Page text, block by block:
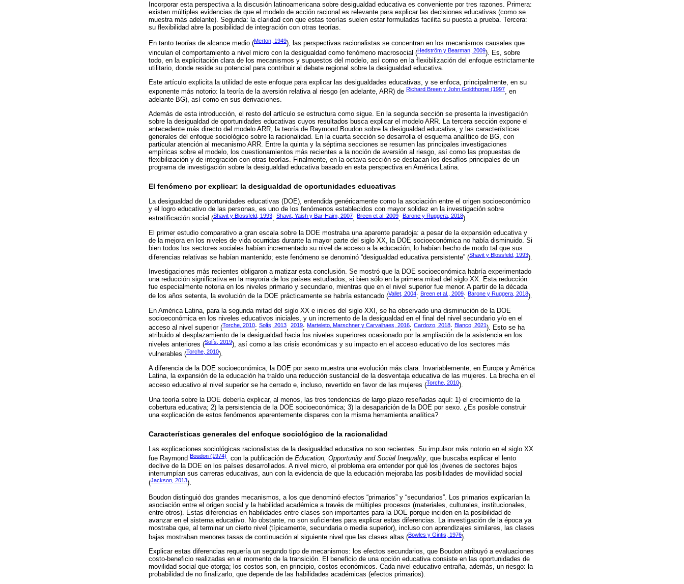
Incorporar esta perspectiva a la discusión latinoamericana sobre desigualdad educativa es conveniente por tres razones. Primera:
existen múltiples evidencias de que el modelo de acción racional es relevante para explicar las decisiones educativas (como se
muestra más adelante). Segunda: la claridad con que estas teorías suelen estar formuladas facilita su puesta a prueba. Tercera:
su flexibilidad abre la posibilidad de integración con otras teorías.
En tanto teorías de alcance medio (Merton, 1949), las perspectivas racionalistas se concentran en los mecanismos causales que
vinculan el comportamiento a nivel micro con la desigualdad como fenómeno macrosocial (Hedström y Bearman, 2009). Es, sobre
todo, en la explicitación clara de los mecanismos y supuestos del modelo, así como en la flexibilización del enfoque estrictamente
utilitario, donde reside su potencial para contribuir al debate regional sobre la desigualdad educativa.
Este artículo explicita la utilidad de este enfoque para explicar las desigualdades educativas, y se enfoca, principalmente, en su
exponente más notorio: la teoría de la aversión relativa al riesgo (en adelante, ARR) de Richard Breen y John Goldthorpe (1997, en
adelante BG), así como en sus derivaciones.
Además de esta introducción, el resto del artículo se estructura como sigue. En la segunda sección se presenta la investigación
sobre la desigualdad de oportunidades educativas cuyos resultados busca explicar el modelo ARR. La tercera sección expone el
antecedente más directo del modelo ARR, la teoría de Raymond Boudon sobre la desigualdad educativa, y las características
generales del enfoque sociológico sobre la racionalidad. En la cuarta sección se desarrolla el esquema analítico de BG, con
particular atención al mecanismo ARR. Entre la quinta y la séptima secciones se resumen las principales investigaciones
empíricas sobre el modelo, los cuestionamientos más recientes a la noción de aversión al riesgo, así como las propuestas de
flexibilización y de integración con otras teorías. Finalmente, en la octava sección se destacan los desafíos principales de un
programa de investigación sobre la desigualdad educativa basado en esta perspectiva en América Latina.
El fenómeno por explicar: la desigualdad de oportunidades educativas
La desigualdad de oportunidades educativas (DOE), entendida genéricamente como la asociación entre el origen socioeconómico
y el logro educativo de las personas, es uno de los fenómenos establecidos con mayor solidez en la investigación sobre
estratificación social (Shavit y Blossfeld, 1993; Shavit, Yaish y Bar-Haim, 2007; Breen et al. 2009; Barone y Ruggera, 2018).
El primer estudio comparativo a gran escala sobre la DOE mostraba una aparente paradoja: a pesar de la expansión educativa y
de la mejora en los niveles de vida ocurridas durante la mayor parte del siglo XX, la DOE socioeconómica no había disminuido. Si
bien todos los sectores sociales habían incrementado su nivel de acceso a la educación, lo habían hecho de modo tal que sus
diferencias relativas se habían mantenido; este fenómeno se denominó “desigualdad educativa persistente” (Shavit y Blossfeld, 1993).
Investigaciones más recientes obligaron a matizar esta conclusión. Se mostró que la DOE socioeconómica habría experimentado
una reducción significativa en la mayoría de los países estudiados, si bien sólo en la primera mitad del siglo XX. Esta reducción
fue especialmente notoria en los niveles primario y secundario, mientras que en el nivel superior fue menor. A partir de la década
de los años setenta, la evolución de la DOE prácticamente se habría estancado (Vallet, 2004; Breen et al., 2009; Barone y Ruggera, 2018).
En América Latina, para la segunda mitad del siglo XX e inicios del siglo XXI, se ha observado una disminución de la DOE
socioeconómica en los niveles educativos iniciales, y un incremento de la desigualdad en el final del nivel secundario y/o en el
acceso al nivel superior (Torche, 2010; Solís, 2013, 2019; Marteleto, Marschner y Carvalhaes, 2016; Cardozo, 2018; Blanco, 2021). Esto se ha
atribuido al desplazamiento de la desigualdad hacia los niveles superiores ocasionado por la ampliación de la asistencia en los
niveles anteriores (Solís, 2019), así como a las crisis económicas y su impacto en el acceso educativo de los sectores más
vulnerables (Torche, 2010).
A diferencia de la DOE socioeconómica, la DOE por sexo muestra una evolución más clara. Invariablemente, en Europa y América
Latina, la expansión de la educación ha traído una reducción sustancial de la desventaja educativa de las mujeres. La brecha en el
acceso educativo al nivel superior se ha cerrado e, incluso, revertido en favor de las mujeres (Torche, 2010).
Una teoría sobre la DOE debería explicar, al menos, las tres tendencias de largo plazo reseñadas aquí: 1) el crecimiento de la
cobertura educativa; 2) la persistencia de la DOE socioeconómica; 3) la desaparición de la DOE por sexo. ¿Es posible construir
una explicación de estos fenómenos aparentemente dispares con la misma herramienta analítica?
Características generales del enfoque sociológico de la racionalidad
Las explicaciones sociológicas racionalistas de la desigualdad educativa no son recientes. Su impulsor más notorio en el siglo XX
fue Raymond Boudon (1974), con la publicación de Education, Opportunity and Social Inequality, que buscaba explicar el lento
declive de la DOE en los países desarrollados. A nivel micro, el problema era entender por qué los jóvenes de sectores bajos
interrumpían sus carreras educativas, aun con la evidencia de que la educación mejoraba las posibilidades de movilidad social
(Jackson, 2013).
Boudon distinguió dos grandes mecanismos, a los que denominó efectos “primarios” y “secundarios”. Los primarios explicarían la
asociación entre el origen social y la habilidad académica a través de múltiples procesos (materiales, culturales, institucionales,
entre otros). Estas diferencias en habilidades entre clases son importantes para la DOE porque inciden en la posibilidad de
avanzar en el sistema educativo. No obstante, no son suficientes para explicar estas diferencias. La investigación de la época ya
mostraba que, al terminar un cierto nivel (típicamente, secundaria o media superior), incluso con aprendizajes similares, las clases
bajas mostraban menores tasas de continuación al siguiente nivel que las clases altas (Bowles y Gintis, 1976).
Explicar estas diferencias requería un segundo tipo de mecanismos: los efectos secundarios, que Boudon atribuyó a evaluaciones
costo-beneficio realizadas en el momento de la transición. El beneficio de una opción educativa consiste en las oportunidades de
movilidad social que otorga; los costos son, en principio, costos económicos. Cada nivel educativo entraña, además, un riesgo: la
probabilidad de no finalizarlo, que depende de las habilidades académicas (efectos primarios).